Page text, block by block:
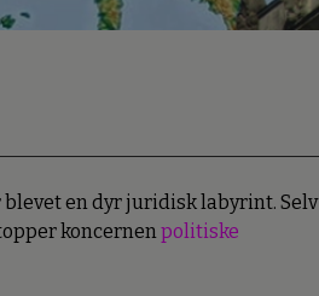
blevet en dyr juridisk labyrint. Selv
koncernenpolitiske